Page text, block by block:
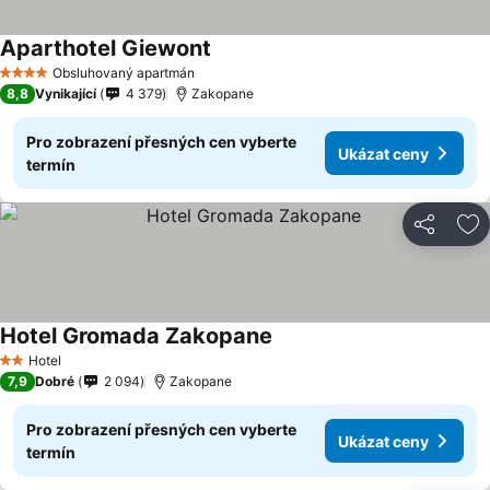
4 Počet hvězdiček
Obsluhovaný apartmán
Aparthotel Giewont
8,8 Vynikající 4 379 Zakopane
Pro zobrazení přesných cen vyberte
termín
Ukázat ceny
Sdílet
2 Počet hvězdiček
Hotel
Hotel Gromada Zakopane
7,9 Dobré 2 094 Zakopane
Pro zobrazení přesných cen vyberte
termín
Ukázat ceny